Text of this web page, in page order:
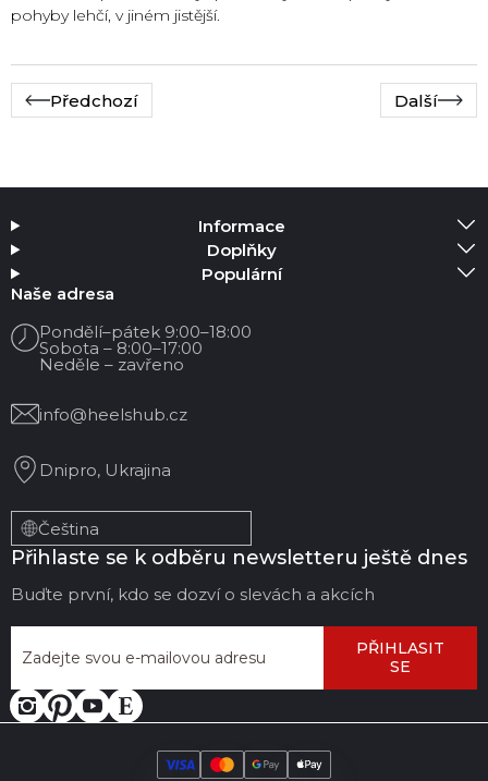
pohyby lehčí, v jiném jistější.
Předchozí Další
Informace
Doplňky
Populární
Naše adresa
Pondělí–pátek 9:00–18:00
Sobota – 8:00–17:00
Neděle – zavřeno
info@heelshub.cz
Dnipro, Ukrajina
Čeština
Přihlaste se k odběru newsletteru ještě dnes
Buďte první, kdo se dozví o slevách a akcích
PŘIHLASIT
SE